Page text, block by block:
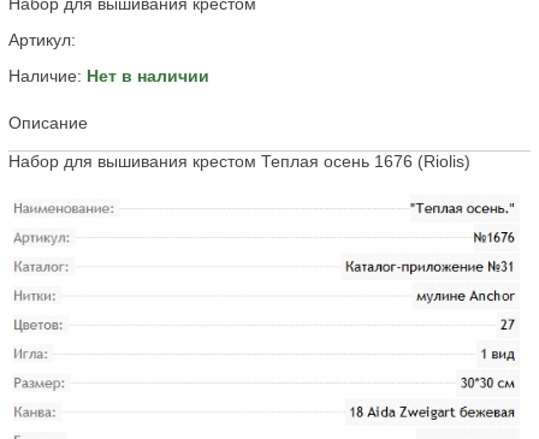
Артикул:
Наличие: Нет в наличии
Описание
Набор для вышивания крестом Теплая осень 1676 (Riolis)